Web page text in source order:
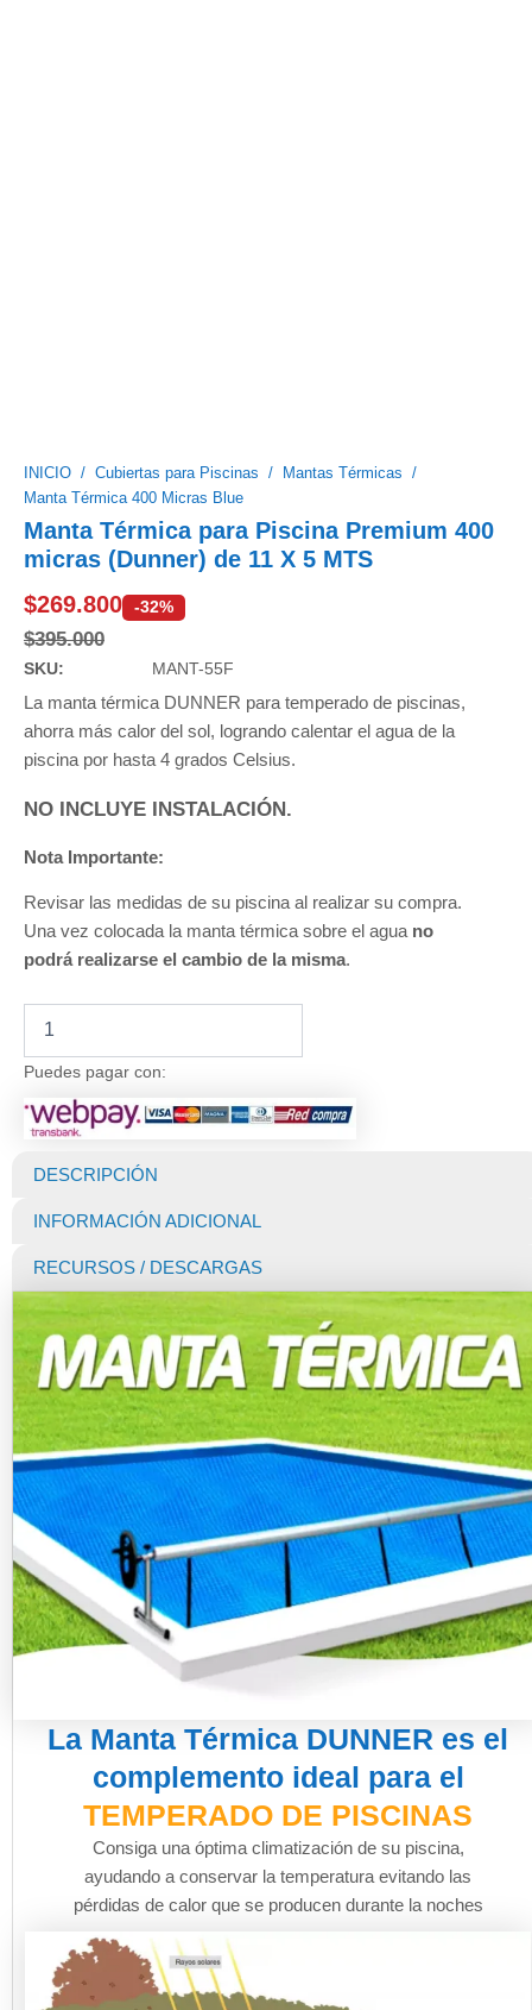
INICIO/ Cubiertas para Piscinas / Mantas Térmicas /
Manta Térmica 400 Micras Blue
Manta Térmica para Piscina Premium 400
micras (Dunner) de 11 X 5 MTS
$269.800 -32%
$395.000
SKU: MANT-55F
La manta térmica DUNNER para temperado de piscinas,
ahorra más calor del sol, logrando calentar el agua de la
piscina por hasta 4 grados Celsius.
NO INCLUYE INSTALACIÓN.
Nota Importante:
Revisar las medidas de su piscina al realizar su compra.
Una vez colocada la manta térmica sobre el agua no
podrá realizarse el cambio de la misma.
Térmica
para
Premium
400
(Dunner)
11
MTS
Puedes pagar con:
DESCRIPCIÓN
INFORMACIÓN ADICIONAL
RECURSOS / DESCARGAS
La Manta Térmica DUNNER es el
complemento ideal para el
TEMPERADO DE PISCINAS
Consiga una óptima climatización de su piscina,
ayudando a conservar la temperatura evitando las
pérdidas de calor que se producen durante la noches